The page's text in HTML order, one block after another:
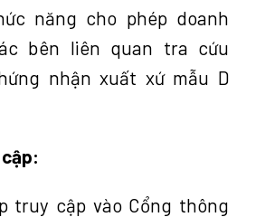
năng cho phép doanh
bên liên quan tra cứu
nhận xuất xứ mẫu D
truy cập vào Cổng thông